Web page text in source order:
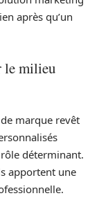
après qu’un
le milieu
marque revêt
déterminant.
apportent une